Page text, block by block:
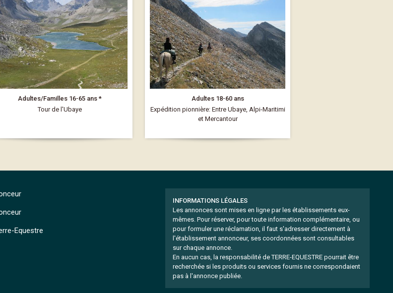
Adultes/Familles 16-65 ans *
Tour de l'Ubaye
Adultes 18-60 ans
Expédition pionnière: Entre Ubaye, Alpi-Maritimi
et Mercantour
INFORMATIONS LÉGALES
Les annonces sont mises en ligne par les établissements eux-
mêmes.Pour réserver, pour toute information complémentaire, ou
pour formuler une réclamation, il faut s'adresser directement à
l'établissement annonceur, ses coordonnées sont consultables
sur chaque annonce.
En aucun cas, la responsabilité de TERRE-EQUESTRE pourrait être
recherchée si les produits ou services fournis ne correspondaient
pas à l'annonce publiée.
Equestre